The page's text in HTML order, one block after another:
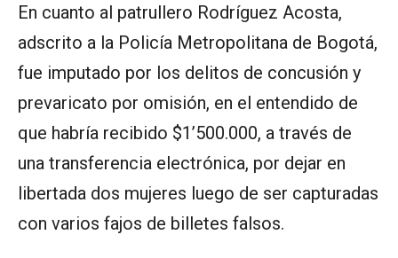
En cuanto al patrullero Rodríguez Acosta,
adscrito a la Policía Metropolitana de Bogotá,
fue imputado por los delitos de concusión y
prevaricato por omisión, en el entendido de
que habría recibido $1’500.000, a través de
una transferencia electrónica, por dejar en
libertada dos mujeres luego de ser capturadas
con varios fajos de billetes falsos.